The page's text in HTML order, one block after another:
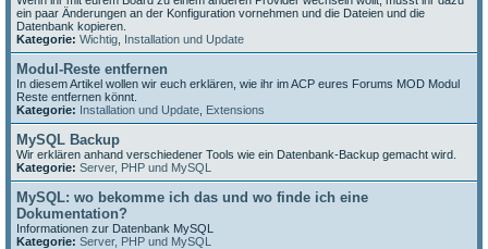
ein paar Änderungen an der Konfiguration vornehmen und die Dateien und die
Datenbank kopieren.
Kategorie: Wichtig Installation und Update
Modul-Reste entfernen
In diesem Artikel wollen wir euch erklären, wie ihr im ACP eures Forums MOD Modul
Reste entfernen könnt.
Kategorie: Installation und Update Extensions
MySQL Backup
Wir erklären anhand verschiedener Tools wie ein Datenbank-Backup gemacht wird.
Kategorie: Server, PHP und MySQL
MySQL: wo bekomme ich das und wo finde ich eine
Dokumentation?
Informationen zur Datenbank MySQL
Kategorie: Server, PHP und MySQL